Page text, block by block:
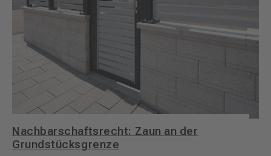
Nachbarschaftsrecht: Zaun an der
Grundstücksgrenze